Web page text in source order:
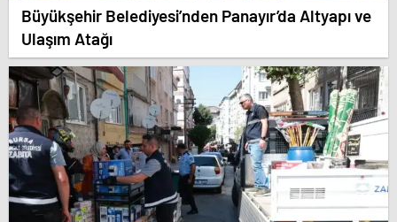
Büyükşehir Belediyesi’nden Panayır’da Altyapı ve
Ulaşım Atağı